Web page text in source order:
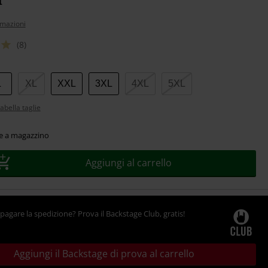
(8)
XL XXL 3XL 4XL 5XL
taglie
a magazzino
Aggiungi al carrello
la spedizione? Prova il Backstage Club, gratis!
Aggiungi il Backstage di prova al carrello